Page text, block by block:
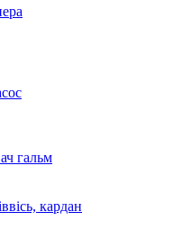
гальм
кардан